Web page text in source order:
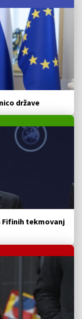
države
Fifinih tekmovanj